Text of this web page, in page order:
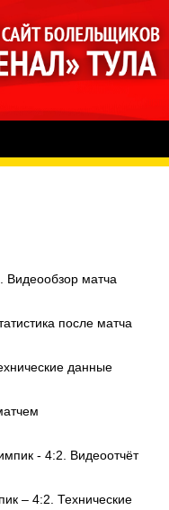
Видеообзор матча
после матча
данные
- 4:2. Видеоотчёт
– 4:2. Технические